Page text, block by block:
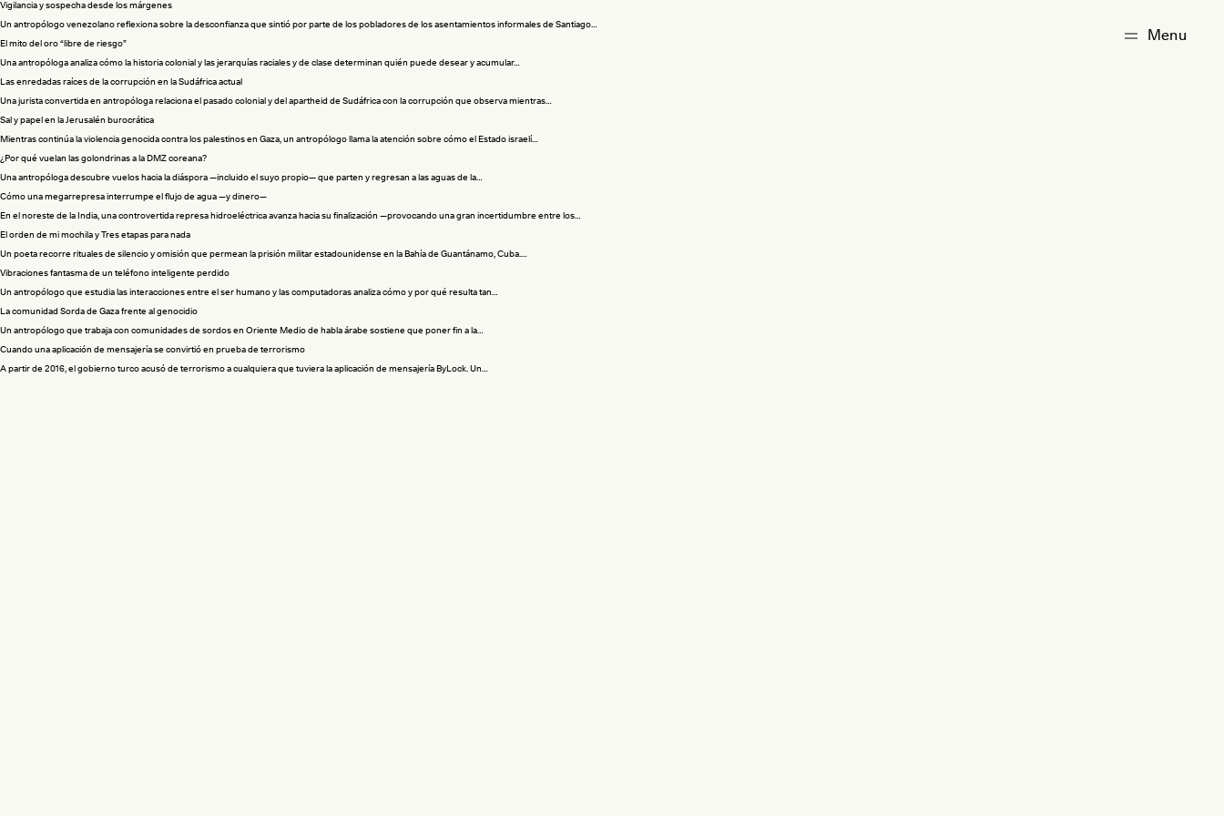
Vigilancia y sospecha desde los márgenes
Un antropólogo venezolano reflexiona sobre la desconfianza que sintió por parte de los pobladores de los asentamientos informales de Santiago…
El mito del oro “libre de riesgo”
Una antropóloga analiza cómo la historia colonial y las jerarquías raciales y de clase determinan quién puede desear y acumular…
Las enredadas raíces de la corrupción en la Sudáfrica actual
Una jurista convertida en antropóloga relaciona el pasado colonial y del apartheid de Sudáfrica con la corrupción que observa mientras…
Sal y papel en la Jerusalén burocrática
Mientras continúa la violencia genocida contra los palestinos en Gaza, un antropólogo llama la atención sobre cómo el Estado israelí…
¿Por qué vuelan las golondrinas a la DMZ coreana?
Una antropóloga descubre vuelos hacia la diáspora —incluido el suyo propio— que parten y regresan a las aguas de la…
Cómo una megarrepresa interrumpe el flujo de agua —y dinero—
En el noreste de la India, una controvertida represa hidroeléctrica avanza hacia su finalización —provocando una gran incertidumbre entre los…
El orden de mi mochila y Tres etapas para nada
Un poeta recorre rituales de silencio y omisión que permean la prisión militar estadounidense en la Bahía de Guantánamo, Cuba.…
Vibraciones fantasma de un teléfono inteligente perdido
Un antropólogo que estudia las interacciones entre el ser humano y las computadoras analiza cómo y por qué resulta tan…
La comunidad Sorda de Gaza frente al genocidio
Un antropólogo que trabaja con comunidades de sordos en Oriente Medio de habla árabe sostiene que poner fin a la…
Cuando una aplicación de mensajería se convirtió en prueba de terrorismo
A partir de 2016, el gobierno turco acusó de terrorismo a cualquiera que tuviera la aplicación de mensajería ByLock. Un…